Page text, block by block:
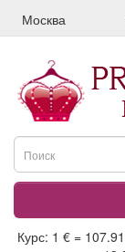
Курс: 1 € =